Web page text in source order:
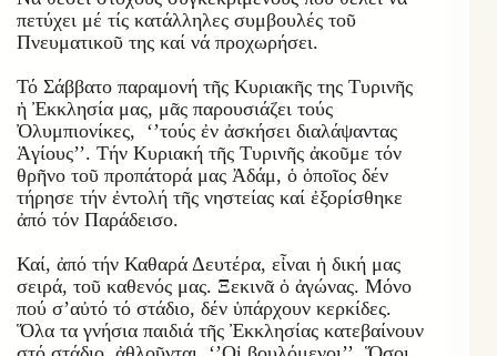
πετύχει μέ τίς κατάλληλες συμβουλές τοῦ
Πνευματικοῦ της καί νά προχωρήσει.
Τό Σάββατο παραμονή τῆς Κυριακῆς της Τυρινῆς
ἡ Ἐκκλησία μας, μᾶς παρουσιάζει τούς
Ὀλυμπιονίκες, ‘’τούς ἐν ἀσκήσει διαλάψαντας
Ἁγίους’’. Τήν Κυριακή τῆς Τυρινῆς ἀκοῦμε τόν
θρῆνο τοῦ προπάτορά μας Ἀδάμ, ὁ ὁποῖος δέν
τήρησε τήν ἐντολή τῆς νηστείας καί ἐξορίσθηκε
ἀπό τόν Παράδεισο.
Καί, ἀπό τήν Καθαρά Δευτέρα, εἶναι ἡ δική μας
σειρά, τοῦ καθενός μας. Ξεκινᾶ ὁ ἀγώνας. Μόνο
πού σ’αὐτό τό στάδιο, δέν ὑπάρχουν κερκίδες.
Ὅλα τα γνήσια παιδιά τῆς Ἐκκλησίας κατεβαίνουν